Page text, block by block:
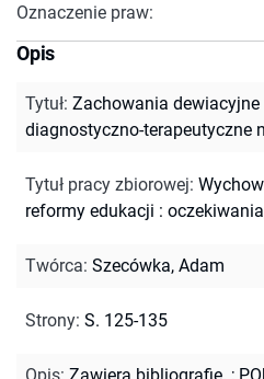
Oznaczenie praw:
Opis
Tytuł: Zachowania
diagnostyczno-terapeutyczne
Tytuł pracy zbiorowej:
reformy edukacji :
Twórca: Szecówka, Adam
Strony: S. 125-135
Opis: Zawiera bibliografię. ;